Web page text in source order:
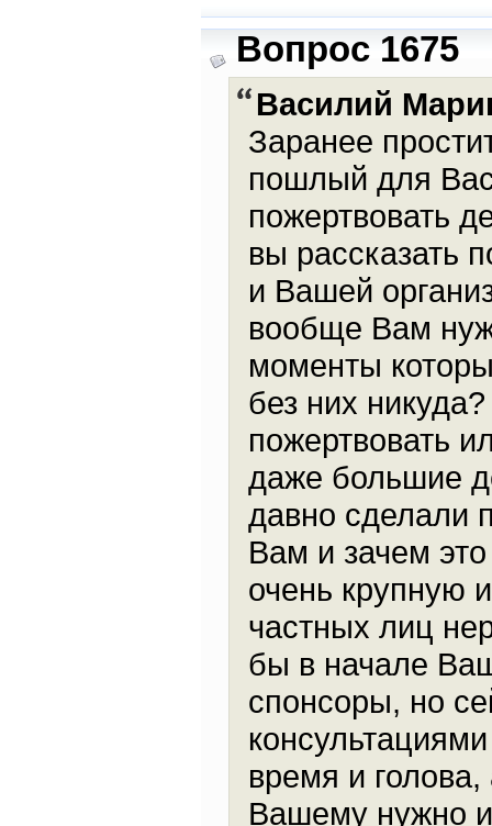
Вопрос 1675
Василий
Заранее
пошлый для
пожертвовать
вы рассказать
и Вашей
вообще Вам
моменты
без них
пожертвовать
даже большие
давно сделали
Вам и зачем
очень крупную
частных лиц
бы в начале
спонсоры, но
время и
Вашему нужно